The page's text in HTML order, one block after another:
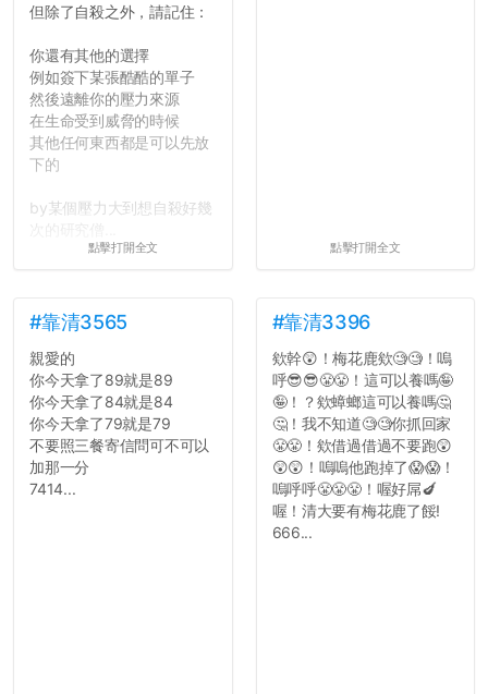
但除了自殺之外，請記住：
你還有其他的選擇
例如簽下某張酷酷的單子
然後遠離你的壓力來源
在生命受到威脅的時候
其他任何東西都是可以先放
下的
by某個壓力大到想自殺好幾
點擊打開全文 點擊打開全文
#靠清3565
親愛的
你今天拿了89就是89
你今天拿了84就是84
你今天拿了79就是79
不要照三餐寄信問可不可以
加那一分
7414...
#靠清3396
欸幹😲！梅花鹿欸🧐🧐！嗚
呼😎😎😤😤！這可以養嗎🤪
🤪！？欸蟑螂這可以養嗎🤔
🤔！我不知道🧐🧐你抓回家
😤😤！欸借過借過不要跑😲
😲😲！嗚嗚他跑掉了😱😱！
嗚呼呼😤😤😤！喔好屌🍆
喔！清大要有梅花鹿了餒!
666...